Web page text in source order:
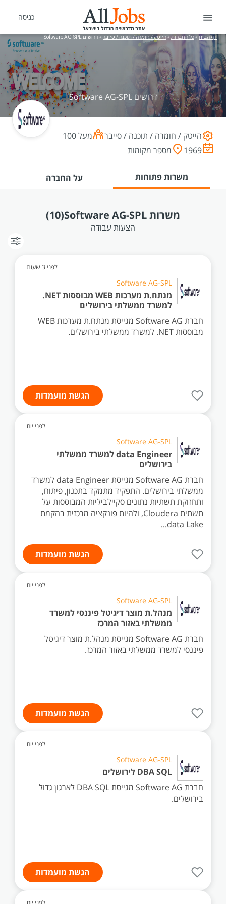
כניסה
דף הבית »כל החברות »הייטק / חומרה / תוכנה / סייבר »דרושים Software AG-SPL
דרושים Software AG-SPL
הייטק / חומרה / תוכנה / סייבר
מעל 100
1969
מספר מקומות
משרות פתוחות על החברה
משרות Software AG-SPL (10)
הצעות עבודה
לפני 3 שעות
Software AG-SPL
מנתח.ת מערכות WEB מבוססות NET.
למשרד ממשלתי בירושלים
חברת Software AG מגייסת מנתח.ת מערכות WEB
מבוססות NET. למשרד ממשלתי בירושלים.
הגשת מועמדות
לפני יום
Software AG-SPL
data Engineer למשרד ממשלתי
בירושלים
חברת Software AG מגייסת data Engineer למשרד
ממשלתי בירושלים. התפקיד מתמקד בתכנון, פיתוח,
ותחזוקת תשתיות נתונים סקיילביליות המבוססות על
תשתית Cloudera, ולהיות פונקציה מרכזית בהקמת
data Lake...
הגשת מועמדות
לפני יום
Software AG-SPL
מנהל.ת מוצר דיגיטל פיננסי למשרד
ממשלתי באזור המרכז
חברת Software AG מגייסת מנהל.ת מוצר דיגיטל
פיננסי למשרד ממשלתי באזור המרכז.
הגשת מועמדות
לפני יום
Software AG-SPL
DBA SQL לירושלים
חברת Software AG מגייסת DBA SQL לארגון גדול
בירושלים.
הגשת מועמדות